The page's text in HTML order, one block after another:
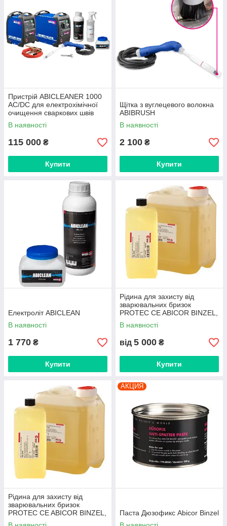
Пристрій ABICLEANER 1000
AC/DC для електрохімічної
очищення сваркових швів
В наявності
115 000 ₴
Купити
Щітка з вуглецевого волокна
ABIBRUSH
В наявності
2 100 ₴
Купити
Електроліт ABICLEAN
В наявності
1 770 ₴
Купити
Рідина для захисту від
зварювальних бризок
PROTEC CE ABICOR BINZEL,
5л 10
В наявності
від 5 000 ₴
Купити
Рідина для захисту від
зварювальних бризок
PROTEC CE ABICOR BINZEL,
5л
АКЦИЯ
Паста Дюзофикс Abicor Binzel